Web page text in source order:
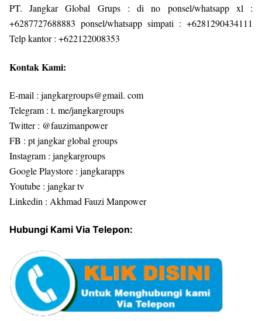
PT. Jangkar Global Grups : di no ponsel/whatsapp xl :
+6287727688883 ponsel/whatsapp simpati : +6281290434111
Telp kantor : +622122008353
Kontak Kami:
E-mail : jangkargroups@gmail. com
Telegram : t. me/jangkargroups
Twitter : @fauzimanpower
FB : pt jangkar global groups
Instagram : jangkargroups
Google Playstore : jangkarapps
Youtube : jangkar tv
Linkedin : Akhmad Fauzi Manpower
Hubungi Kami Via Telepon: